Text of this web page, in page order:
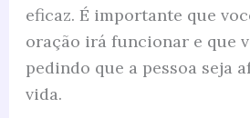
eficaz. É importante que
oração irá funcionar e que
pedindo que a pessoa seja
vida.